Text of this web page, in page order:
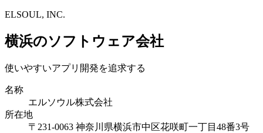
ELSOUL, INC.
横浜のソフトウェア会社
使いやすいアプリ開発を追求する
名称
エルソウル株式会社
所在地
〒231-0063 神奈川県横浜市中区花咲町一丁目48番3号